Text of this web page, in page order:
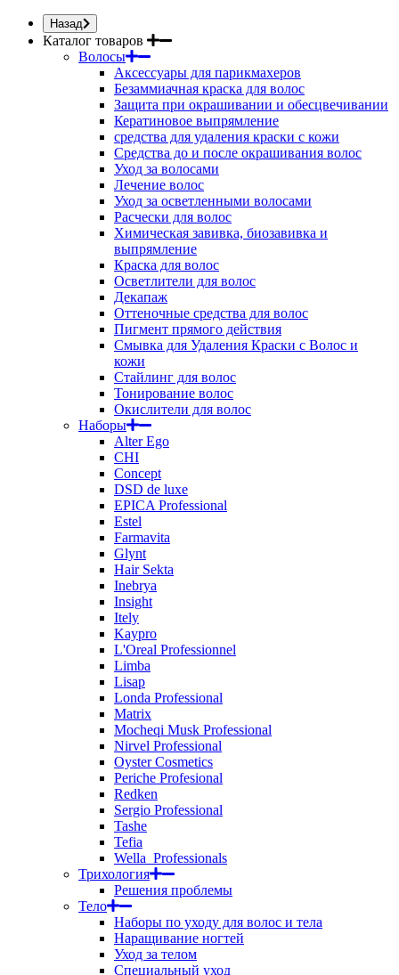
Назад
Каталог товаров
Волосы
Аксессуары для парикмахеров
Безаммиачная краска для волос
Защита при окрашивании и обесцвечивании
Кератиновое выпрямление
средства для удаления краски с кожи
Средства до и после окрашивания волос
Уход за волосами
Лечение волос
Уход за осветленными волосами
Расчески для волос
Химическая завивка, биозавивка и
выпрямление
Краска для волос
Осветлители для волос
Декапаж
Оттеночные средства для волос
Пигмент прямого действия
Смывка для Удаления Краски с Волос и
кожи
Стайлинг для волос
Тонирование волос
Окислители для волос
Наборы
Alter Ego
CHI
Concept
DSD de luxe
EPICA Professional
Estel
Farmavita
Glynt
Hair Sekta
Inebrya
Insight
Itely
Kaypro
L'Oreal Professionnel
Limba
Lisap
Londa Professional
Matrix
Mocheqi Musk Professional
Nirvel Professional
Oyster Cosmetics
Periche Profesional
Redken
Sergio Professional
Tashe
Tefia
Wella_Professionals
Трихология
Решения проблемы
Тело
Наборы по уходу для волос и тела
Наращивание ногтей
Уход за телом
Специальный уход